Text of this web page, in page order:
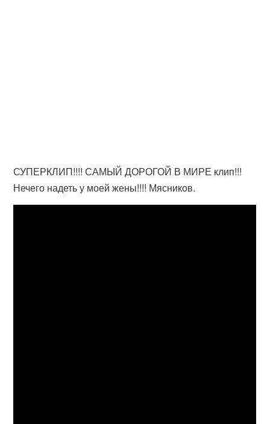
СУПЕРКЛИП!!!! САМЫЙ ДОРОГОЙ В МИРЕ клип!!!
Нечего надеть у моей жены!!!! Мясников.